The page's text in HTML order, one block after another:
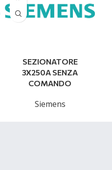
SEZIONATORE
3X250A SENZA
COMANDO
Siemens